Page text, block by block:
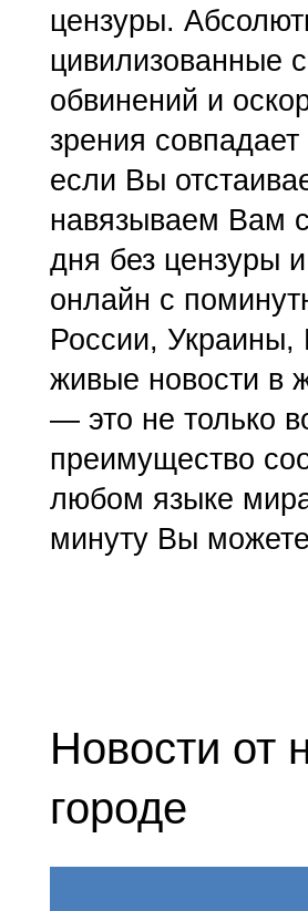
цензуры.
цивилизованные
обвинений и
зрения
если Вы
навязываем Вам
дня без цензуры
онлайн с
России,
живые новости в
— это не только
преимущество
любом языке
минуту Вы
Новости от
городе